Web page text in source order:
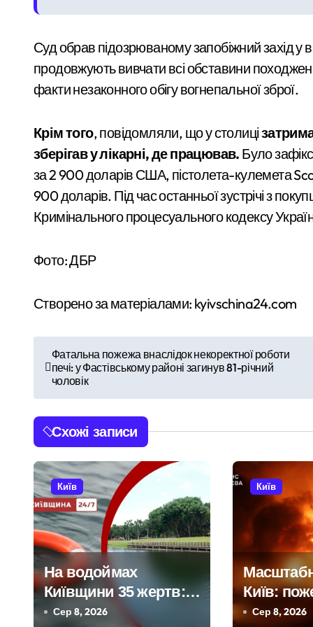
Почему предприниматели выбирают
Більше 442 тисяч ВПО у Києві: як
На водоймах Київщини 35 жертв:
Суд обрав підозрюваному запобіжний захід у
продовжують вивчати всі обставини
факти незаконного обігу вогнепальної зброї.
Крім того, повідомляли, що у столиці
зберігав у лікарні, де працював. Було
за 2 900 доларів США, пістолета-кулемета
900 доларів. Під час останньої зустрічі з
Кримінального процесуального кодексу
Фото: ДБР
Створено за матеріалами: kyivschina24.com
в
і
г
а
ц
і
я
з
Фатальна пожежа внаслідок некоректної роботи
печі: у Фастівському районі загинув 81-річний
чоловік
Схожі записи
Київ
На водоймах
Київщини 35 жертв:
рятувальники
Сер 8, 2026
Київ
Київ:
районах,
Сер 8, 2026